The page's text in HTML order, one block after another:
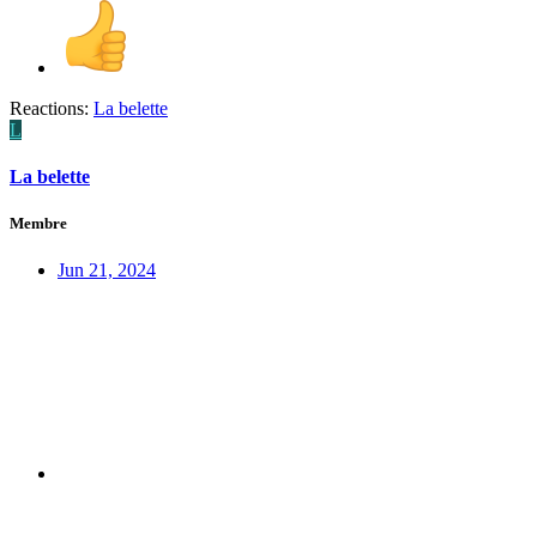
Reactions: La belette
L
La belette
Membre
Jun 21, 2024